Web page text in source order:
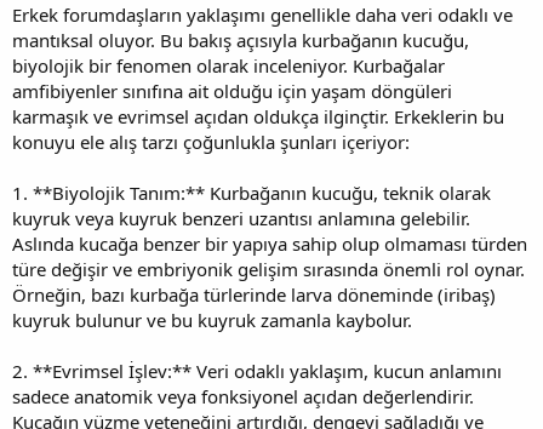
Erkek forumdaşların yaklaşımı genellikle daha veri odaklı ve
mantıksal oluyor. Bu bakış açısıyla kurbağanın kucuğu,
biyolojik bir fenomen olarak inceleniyor. Kurbağalar
amfibiyenler sınıfına ait olduğu için yaşam döngüleri
karmaşık ve evrimsel açıdan oldukça ilginçtir. Erkeklerin bu
konuyu ele alış tarzı çoğunlukla şunları içeriyor:
1. **Biyolojik Tanım:** Kurbağanın kucuğu, teknik olarak
kuyruk veya kuyruk benzeri uzantısı anlamına gelebilir.
Aslında kucağa benzer bir yapıya sahip olup olmaması türden
türe değişir ve embriyonik gelişim sırasında önemli rol oynar.
Örneğin, bazı kurbağa türlerinde larva döneminde (iribaş)
kuyruk bulunur ve bu kuyruk zamanla kaybolur.
2. **Evrimsel İşlev:** Veri odaklı yaklaşım, kucun anlamını
sadece anatomik veya fonksiyonel açıdan değerlendirir.
Kucağın yüzme yeteneğini artırdığı, dengeyi sağladığı ve